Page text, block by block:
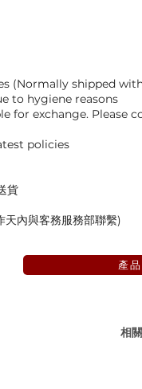
(Normally shipped
to hygiene reasons
for exchange.
policies
貨
天內與客務服務部聯繫)
產
相